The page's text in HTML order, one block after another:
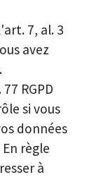
7, al. 3
avez
RGPD
si vous
données
règle
à